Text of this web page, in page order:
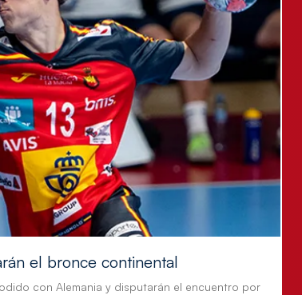
el bronce continental
con Alemania y disputarán el encuentro por